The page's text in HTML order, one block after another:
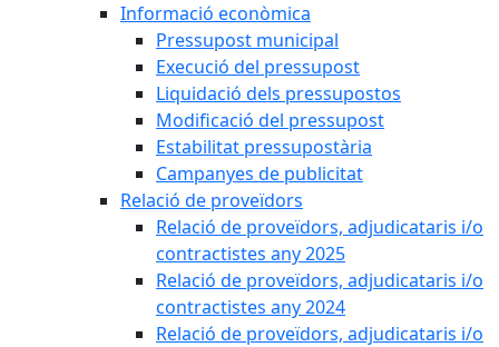
Informació econòmica
Pressupost municipal
Execució del pressupost
Liquidació dels pressupostos
Modificació del pressupost
Estabilitat pressupostària
Campanyes de publicitat
Relació de proveïdors
Relació de proveïdors, adjudicataris i/o
contractistes any 2025
Relació de proveïdors, adjudicataris i/o
contractistes any 2024
Relació de proveïdors, adjudicataris i/o